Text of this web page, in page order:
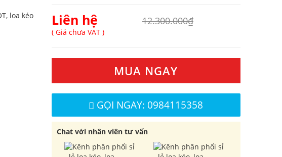
loa kéo
Liên hệ 12.300.000₫
( Giá chưa VAT )
MUA NGAY
GỌI NGAY: 0984115358
Chat với nhân viên tư vấn